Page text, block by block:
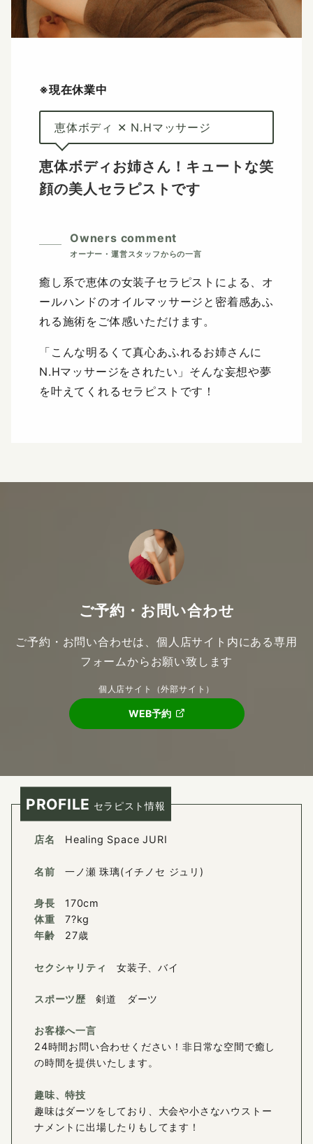
※現在休業中
恵体ボディ ✕ N.Hマッサージ
恵体ボディお姉さん！ キュートな笑
顔の美人セラピストです
Owners comment
癒し系で恵体の女装子セラピストによる、オ
ールハンドのオイルマッサージと密着感あふ
れる施術をご体感いただけます。
「こんな明るくて真心あふれるお姉さんに
N.Hマッサージをされたい」そんな妄想や夢
を叶えてくれるセラピストです！
ご予約・お問い合わせ
ご予約・お問い合わせは、個人店サイト内にある専用
フォームからお願い致します
個人店サイト（外部サイト）
WEB予約
PROFILE セラピスト情報
店名 Healing Space JURI
名前 一ノ瀬 珠璃(イチノセ ジュリ)
身長
体重
年齢
170cm
7?kg
27歳
セクシャリティ 女装子、バイ
スポーツ歴 剣道 ダーツ
お客様へ一言
24時間お問い合わせください！非日常な空間で癒し
の時間を提供いたします。
趣味、特技
趣味はダーツをしており、大会や小さなハウストー
ナメントに出場したりもしてます！